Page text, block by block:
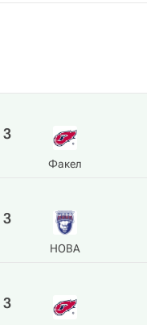
3
Факел
3
HOBA
3